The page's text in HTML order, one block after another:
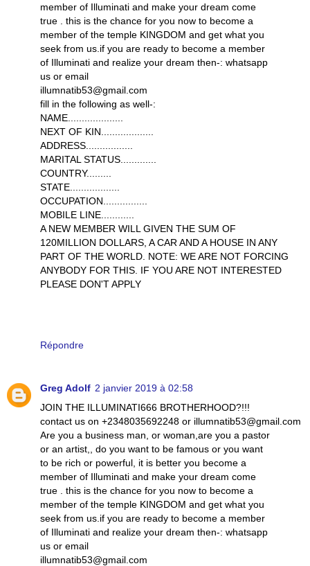
member of Illuminati and make your dream come
true . this is the chance for you now to become a
member of the temple KINGDOM and get what you
seek from us.if you are ready to become a member
of Illuminati and realize your dream then-: whatsapp
us or email
illumnatib53@gmail.com
fill in the following as well-:
NAME....................
NEXT OF KIN...................
ADDRESS.................
MARITAL STATUS.............
COUNTRY.........
STATE..................
OCCUPATION................
MOBILE LINE............
A NEW MEMBER WILL GIVEN THE SUM OF
120MILLION DOLLARS, A CAR AND A HOUSE IN ANY
PART OF THE WORLD. NOTE: WE ARE NOT FORCING
ANYBODY FOR THIS. IF YOU ARE NOT INTERESTED
PLEASE DON'T APPLY
Répondre
Greg Adolf 2 janvier 2019 à 02:58
JOIN THE ILLUMINATI666 BROTHERHOOD?!!!
contact us on +2348035692248 or illumnatib53@gmail.com
Are you a business man, or woman,are you a pastor
or an artist,, do you want to be famous or you want
to be rich or powerful, it is better you become a
member of Illuminati and make your dream come
true . this is the chance for you now to become a
member of the temple KINGDOM and get what you
seek from us.if you are ready to become a member
of Illuminati and realize your dream then-: whatsapp
us or email
illumnatib53@gmail.com